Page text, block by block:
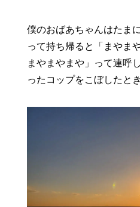
僕のおばあちゃんはたま
って持ち帰ると「まやま
まやまやまや」って連呼
ったコップをこぼしたと